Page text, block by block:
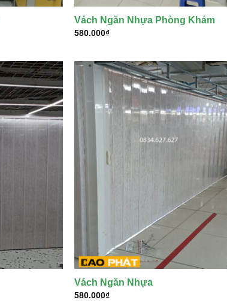
Vách Ngăn Nhựa Phòng Khám
580.000₫
Vách Ngăn Nhựa
580.000₫